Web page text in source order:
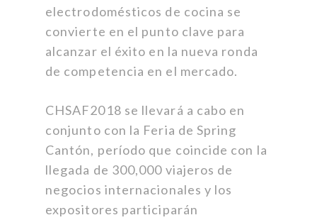
electrodomésticos de cocina se
convierte en el punto clave para
alcanzar el éxito en la nueva ronda
de competencia en el mercado.
CHSAF2018 se llevará a cabo en
conjunto con la Feria de Spring
Cantón, período que coincide con la
llegada de 300,000 viajeros de
negocios internacionales y los
expositores participarán